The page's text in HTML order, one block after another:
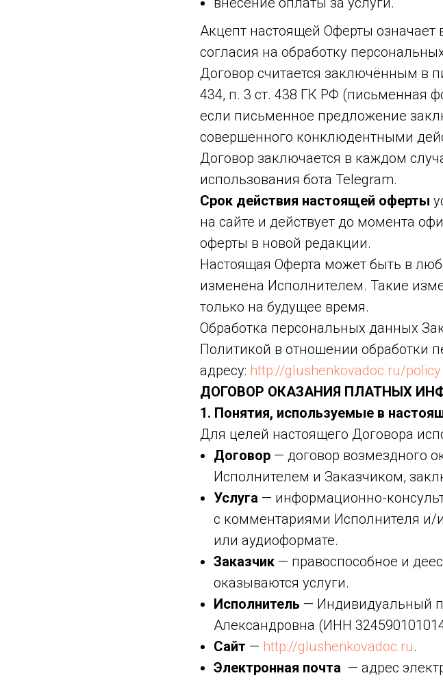
Акцепт настоящей Оферты означает
согласия на обработку
Договор считается заключённым в
434, п. 3 ст. 438 ГК РФ (письменная
если письменное предложение
совершенного конклюдентными
Договор заключается в каждом
использования бота Telegram.
Срок действия настоящей оферты
на сайте и действует до момента
оферты в новой редакции.
Настоящая Оферта может быть в
изменена Исполнителем. Такие
только на будущее время.
Обработка персональных данных
Политикой в отношении обработки
адресу: http://glushenkovadoc.ru/policy
ДОГОВОР ОКАЗАНИЯ ПЛАТНЫХ
1. Понятия, используемые в
Для целей настоящего Договора
Договор — договор возмездного
Исполнителем и Заказчиком,
Услуга — информационно-
с комментариями Исполнителя и/
или аудиоформате.
Заказчик — правоспособное и
оказываются услуги.
Исполнитель — Индивидуальный
Александровна (ИНН
Сайт — http://glushenkovadoc.ru.
Электронная почта — адрес